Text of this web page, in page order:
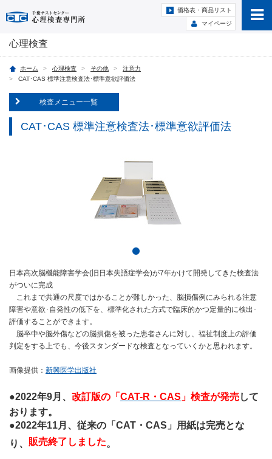
価格表・商品リスト
マイページ
心理検査
ホーム 心理検査 その他
注意力
CAT･CAS 標準注意検査法･標準意欲評価法
検査メニュー一覧
CAT･CAS 標準注意検査法･標準意欲評価法
日本高次脳機能障害学会(旧日本失語症学会)が7年かけて開発してきた検査法
がついに完成
これまで共通の尺度ではかることが難しかった、脳損傷例にみられる注意
障害や意欲･自発性の低下を、標準化された方式で臨床的かつ定量的に検出･
評価することができます。
脳卒中や脳外傷などの脳損傷を被った患者さんに対し、福祉制度上の評価
判定をする上でも、今後スタンダードな検査となっていくかと思われます。
画像提供： 新興医学出版社
●2022年9月、 改訂版の「 CAT-R・CAS 」検査が発売して
おります。
●2022年11月、従来の「CAT・CAS」用紙は完売とな
り、 販売終了しました